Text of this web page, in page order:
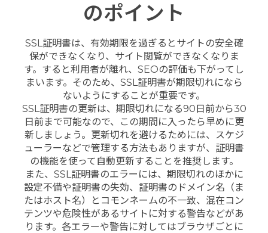
のポイント
SSL証明書は、有効期限を過ぎるとサイトの安全確
保ができなくなり、サイト閲覧ができなくなりま
す。すると利用者が離れ、SEOの評価も下がってし
まいます。そのため、SSL証明書が期限切れになら
ないようにすることが重要です。
SSL証明書の更新は、期限切れになる90日前から30
日前まで可能なので、この期間に入ったら早めに更
新しましょう。更新切れを避けるためには、スケジ
ューラーなどで管理する方法もありますが、証明書
の機能を使って自動更新することを推奨します。
また、SSL証明書のエラーには、期限切れのほかに
設定不備や証明書の失効、証明書のドメイン名（ま
たはホスト名）とコモンネームの不一致、混在コン
テンツや危険性があるサイトに対する警告などがあ
ります。各エラーや警告に対してはブラウザごとに